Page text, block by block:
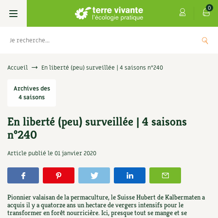
0
Livres
Permaculture, Jardin bio
Techniques de jardinage
Verger, arbres
Aménagement jardin
Les 4 saisons
Se réabonner
Offrir un abonnement
Les numéros
4 saisons
Graines, semences
Aromatiques
Florales
Cartes cadeau
Découvrir le Centre
Visiter en famille, entre amis
Jardin bio
Parole libre
Accueil En liberté (peu) surveillée | 4 saisons n°240
Archives des
4 saisons
En liberté (peu) surveillée | 4 saisons
n°240
Article publié le 01 janvier 2020
Pionnier valaisan de la permaculture, le Suisse Hubert de Kalbermaten a
acquis il y a quatorze ans un hectare de vergers intensifs pour le
transformer en forêt nourricière. Ici, presque tout se mange et se
9,90